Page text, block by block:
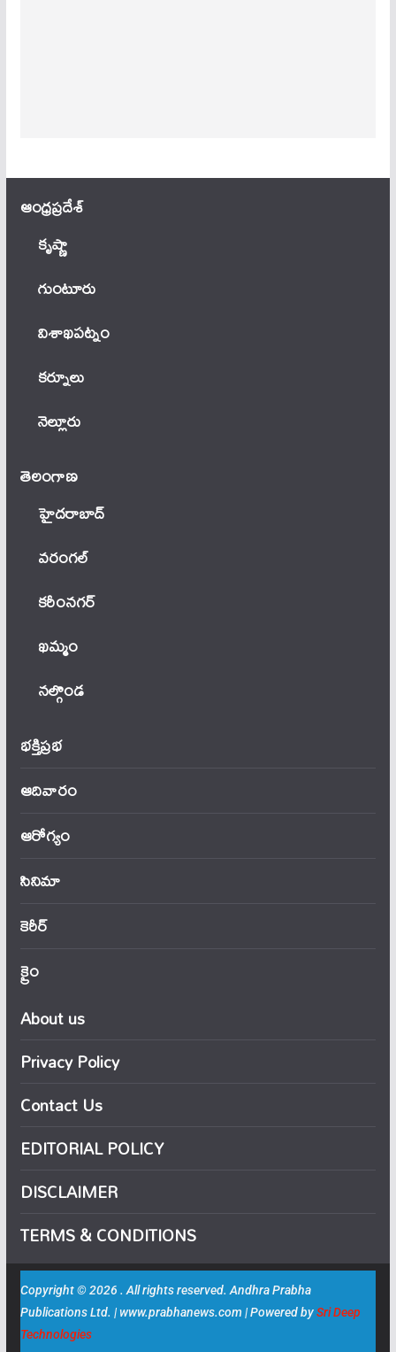
ఆంధ్ర‌ప్ర‌దేశ్
కృష్ణా
గుంటూరు
విశాఖపట్నం
కర్నూలు
నెల్లూరు
తెలంగాణ‌
హైదరాబాద్
వ‌రంగ‌ల్
కరీంనగర్
ఖ‌మ్మం
నల్గొండ
భక్తిప్రభ
ఆదివారం
ఆరోగ్యం
సినిమా
కెరీర్
క్రైం
About us
Privacy Policy
Contact Us
EDITORIAL POLICY
DISCLAIMER
TERMS & CONDITIONS
Copyright © 2026 . All rights reserved. Andhra Prabha
Publications Ltd. | www.prabhanews.com | Powered bySri Deep
Technologies